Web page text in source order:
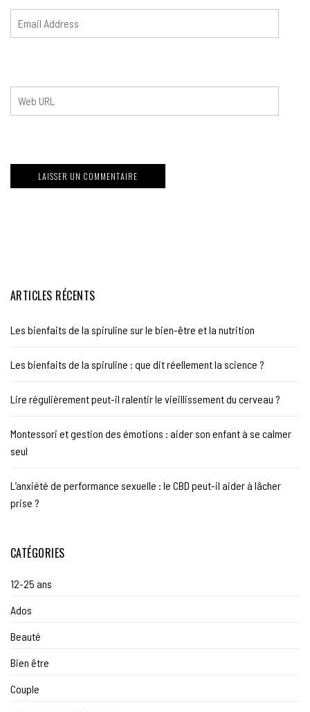
ARTICLES RÉCENTS
Les bienfaits de la spiruline sur le bien-être et la nutrition
Les bienfaits de la spiruline : que dit réellement la science ?
Lire régulièrement peut-il ralentir le vieillissement du cerveau ?
Montessori et gestion des émotions : aider son enfant à se calmer
seul
L’anxiété de performance sexuelle : le CBD peut-il aider à lâcher
prise ?
CATÉGORIES
12-25 ans
Ados
Beauté
Bien être
Couple